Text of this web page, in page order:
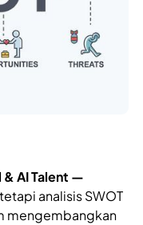
& AI Talent —
analisis SWOT
mengembangkan